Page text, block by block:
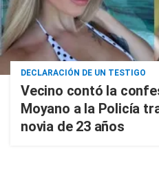
DECLARACIÓN DE UN TESTIGO
Vecino contó la
Moyano a la Policía
novia de 23 años